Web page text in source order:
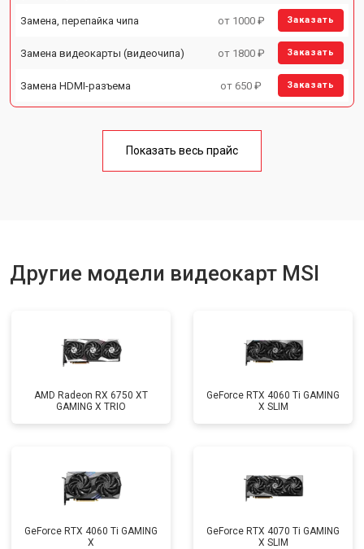
Замена, перепайка чипа от 1000 ₽ Заказать
Замена видеокарты (видеочипа) от 1800 ₽ Заказать
Замена HDMI-разъема от 650 ₽ Заказать
Показать весь прайс
Другие модели видеокарт MSI
AMD Radeon RX 6750 XT
GAMING X TRIO
GeForce RTX 4060 Ti GAMING
X SLIM
GeForce RTX 4060 Ti GAMING
X
GeForce RTX 4070 Ti GAMING
X SLIM